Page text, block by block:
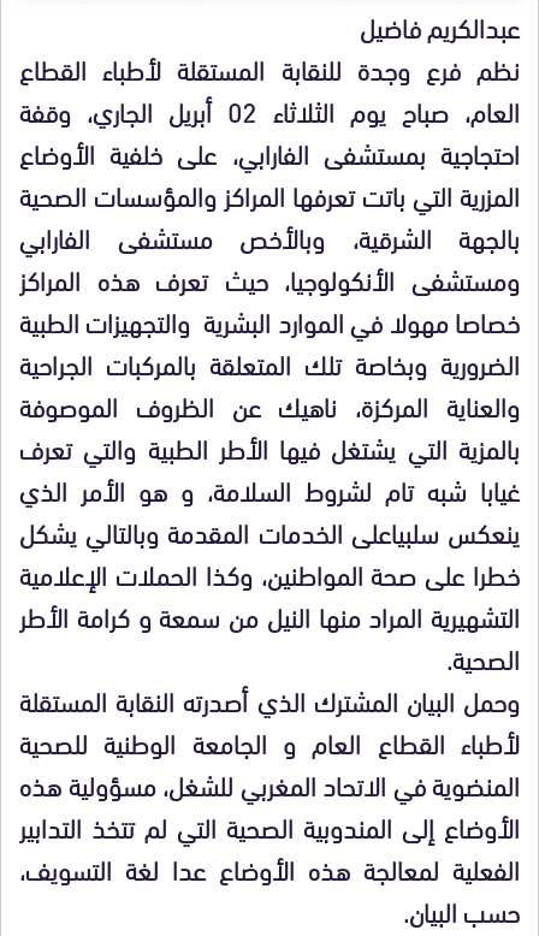
عبدالكريم فاضيل
نظم فرع وجدة للنقابة المستقلة لأطباء القطاع
العام، صباح يوم الثلاثاء 02 أبريل الجاري، وقفة
احتجاجية بمستشفى الفارابي، على خلفية الأوضاع
المزرية التي باتت تعرفها المراكز والمؤسسات الصحية
بالجهة الشرقية، وبالأخص مستشفى الفارابي
ومستشفى الأنكولوجيا، حيث تعرف هذه المراكز
خصاصا مهولا في الموارد البشرية والتجهيزات الطبية
الضرورية وبخاصة تلك المتعلقة بالمركبات الجراحية
والعناية المركزة، ناهيك عن الظروف الموصوفة
بالمزية التي يشتغل فيها الأطر الطبية والتي تعرف
غيابا شبه تام لشروط السلامة، و هو الأمر الذي
ينعكس سلبياعلى الخدمات المقدمة وبالتالي يشكل
خطرا على صحة المواطنين، وكذا الحملات الإعلامية
التشهيرية المراد منها النيل من سمعة و كرامة الأطر
الصحية.
وحمل البيان المشترك الذي أصدرته النقابة المستقلة
لأطباء القطاع العام و الجامعة الوطنية للصحية
المنضوية في الاتحاد المغربي للشغل، مسؤولية هذه
الأوضاع إلى المندوبية الصحية التي لم تتخذ التدابير
الفعلية لمعالجة هذه الأوضاع عدا لغة التسويف،
حسب البيان.